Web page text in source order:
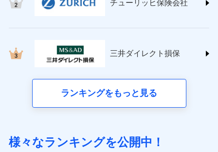
(https://www.nisshinfire.co.jp/)
(https://www.petfamilyins.co.jp/)
ins.com/)
三井ダイレクト損害保険株式会社
（https://www.sonylife.co.jp）
チューリッヒ保険会社
三井ダイレクト損保
ランキングをもっと見る
様々なランキングを公開中！